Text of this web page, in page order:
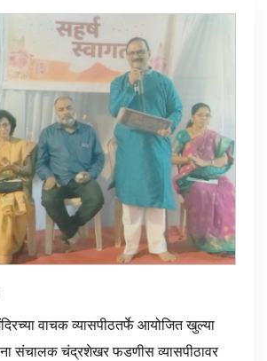
वाचक व्यासपीठतर्फे आयोजित खुल्या
संचालक चंद्रशेखर फडणीस व्यासपीठावर